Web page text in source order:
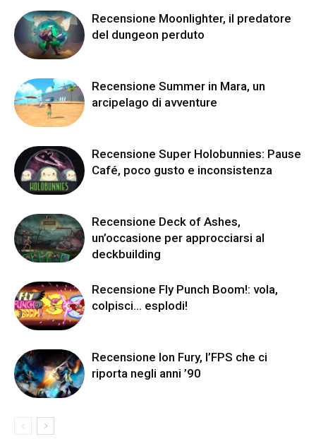
Recensione Moonlighter, il predatore
del dungeon perduto
Recensione Summer in Mara, un
arcipelago di avventure
Recensione Super Holobunnies: Pause
Café, poco gusto e inconsistenza
Recensione Deck of Ashes,
un’occasione per approcciarsi al
deckbuilding
Recensione Fly Punch Boom!: vola,
colpisci… esplodi!
Recensione Ion Fury, l’FPS che ci
riporta negli anni ’90